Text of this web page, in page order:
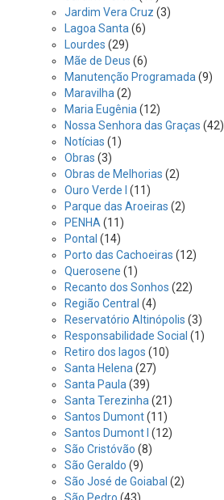
Jardim Vera Cruz (3)
Lagoa Santa (6)
Lourdes (29)
Mãe de Deus (6)
Manutenção Programada (9)
Maravilha (2)
Maria Eugênia (12)
Nossa Senhora das Graças (42)
Notícias (1)
Obras (3)
Obras de Melhorias (2)
Ouro Verde I
(11)
Parque das Aroeiras (2)
PENHA (11)
Pontal (14)
Porto das Cachoeiras (12)
Querosene (1)
Recanto dos Sonhos (22)
Região Central (4)
Reservatório Altinópolis (3)
Responsabilidade Social (1)
Retiro dos lagos (10)
Santa Helena (27)
Santa Paula (39)
Santa Terezinha (21)
Santos Dumont(11)
Santos Dumont I (12)
São Cristóvão (8)
São Geraldo (9)
São José de Goiabal (2)